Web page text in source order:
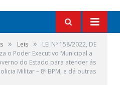
» Leis »
LEI Nº 158/2022, DE
o Poder Executivo Municipal a
do Estado para atender ás
Militar – 8º BPM, e dá outras